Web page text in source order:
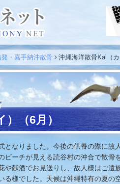
・嘉手納沖散骨 沖縄海洋散骨Kai（カ
）（6月）
となりました。今後の供養の際に故
ビーチが見える読谷村の沖合で散骨
や献酒でお見送りし、故人様はご遺
る様でした。天候は沖縄特有の夏